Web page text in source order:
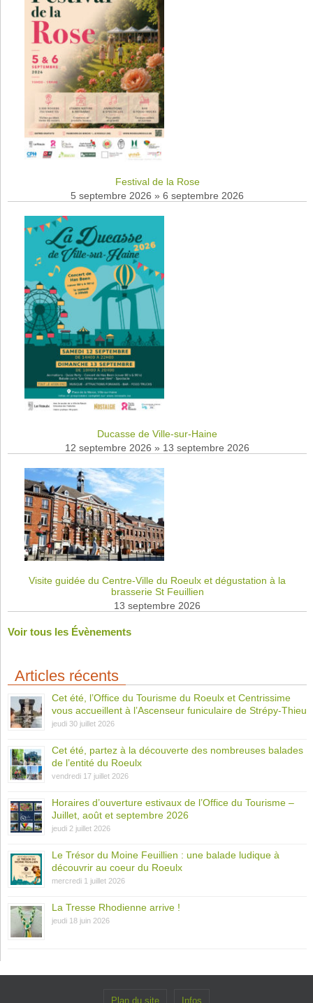
Festival de la Rose
5 septembre 2026 » 6 septembre 2026
Ducasse de Ville-sur-Haine
12 septembre 2026 » 13 septembre 2026
Visite guidée du Centre-Ville du Roeulx et dégustation à la
brasserie St Feuillien
13 septembre 2026
Voir tous les Évènements
Articles récents
Cet été, l’Office du Tourisme du Roeulx et Centrissime
vous accueillent à l’Ascenseur funiculaire de Strépy-Thieu
jeudi 30 juillet 2026
Cet été, partez à la découverte des nombreuses balades
de l’entité du Roeulx
vendredi 17 juillet 2026
Horaires d’ouverture estivaux de l’Office du Tourisme –
Juillet, août et septembre 2026
jeudi 2 juillet 2026
Le Trésor du Moine Feuillien : une balade ludique à
découvrir au coeur du Roeulx
mercredi 1 juillet 2026
La Tresse Rhodienne arrive !
jeudi 18 juin 2026
Plan du site Infos